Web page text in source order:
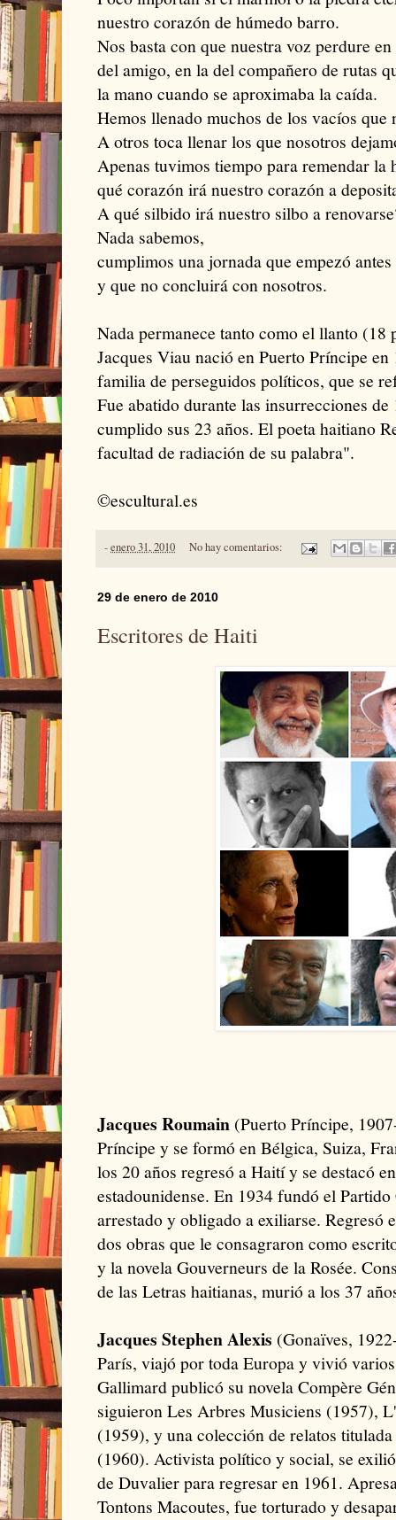
nuestro corazón de húmedo barro.
Nos basta con que nuestra voz perdure
del amigo, en la del compañero de rutas
la mano cuando se aproximaba la caída.
Hemos llenado muchos de los vacíos que
A otros toca llenar los que nosotros
Apenas tuvimos tiempo para remendar la
qué corazón irá nuestro corazón a
A qué silbido irá nuestro silbo a
Nada sabemos,
cumplimos una jornada que empezó
y que no concluirá con nosotros.
Nada permanece tanto como el llanto (18
Jacques Viau nació en Puerto Príncipe en
familia de perseguidos políticos, que se
Fue abatido durante las insurrecciones
cumplido sus 23 años. El poeta haitiano
facultad de radiación de su palabra".
©escultural.es
-enero 31, 2010 No hay comentarios:
29 de enero de 2010
Escritores de Haiti
Jacques Roumain (Puerto Príncipe,
Príncipe y se formó en Bélgica, Suiza,
los 20 años regresó a Haití y se destacó
estadounidense. En 1934 fundó el
arrestado y obligado a exiliarse. Regresó
dos obras que le consagraron como
y la novela Gouverneurs de la Rosée.
de las Letras haitianas, murió a los 37
Jacques Stephen Alexis (Gonaïves,
París, viajó por toda Europa y vivió
Gallimard publicó su novela Compère
siguieron Les Arbres Musiciens (1957),
(1959), y una colección de relatos
(1960). Activista político y social, se
de Duvalier para regresar en 1961.
Tontons Macoutes, fue torturado y